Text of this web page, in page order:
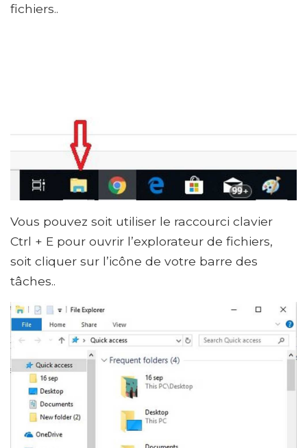
fichiers..
Vous pouvez soit utiliser le raccourci clavier
Ctrl + E pour ouvrir l’explorateur de fichiers,
soit cliquer sur l’icône de votre barre des
tâches..